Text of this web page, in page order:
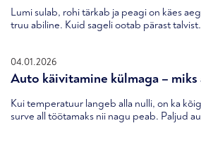
Lumi sulab, rohi tärkab ja peagi on käes
truu abiline. Kuid sageli ootab pärast
04.01.2026
Auto käivitamine külmaga – miks
Kui temperatuur langeb alla nulli, on ka
surve all töötamaks nii nagu peab. Paljud